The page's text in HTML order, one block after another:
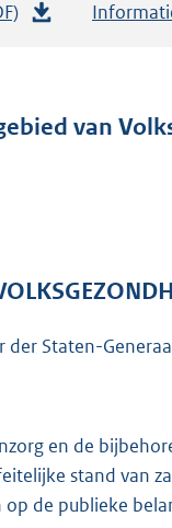
a
r
o
:
4
2
van
der Staten-
en de
stand van
de publieke